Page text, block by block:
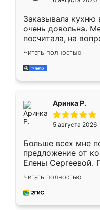
мебели буду
Заказывала кухню
очень довольна.
посчитала, на
Замерщик приехал
делу со всей
за день, ребята
Читать полностью
Аринка Р.
5 августа 2026
Больше всех мне
предложение от
Елены Сергеевой.
короткие сроки
для замера
предложил по
Читать полностью